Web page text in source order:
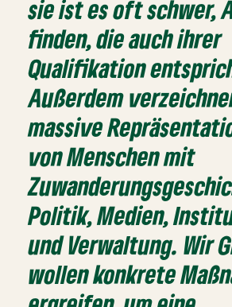
sie ist es oft schwer,
finden, die auch ihrer
Qualifikation
Außerdem
massive
von Menschen mit
Politik, Medien,
und Verwaltung. Wir
wollen konkrete